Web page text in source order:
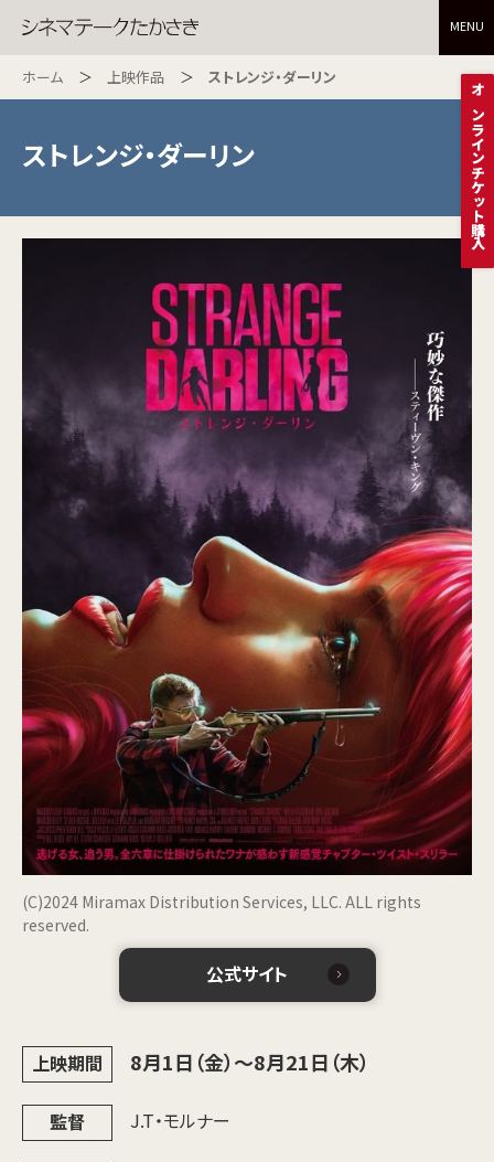
MENU
オンラインチケット購入
ホーム 上映作品 ストレンジ・ダーリン
ストレンジ・ダーリン
(C)2024 Miramax Distribution Services, LLC. ALL rights
reserved.
公式サイト
上映期間 8月1日（金）～8月21日（木）
監督 J.T・モルナー